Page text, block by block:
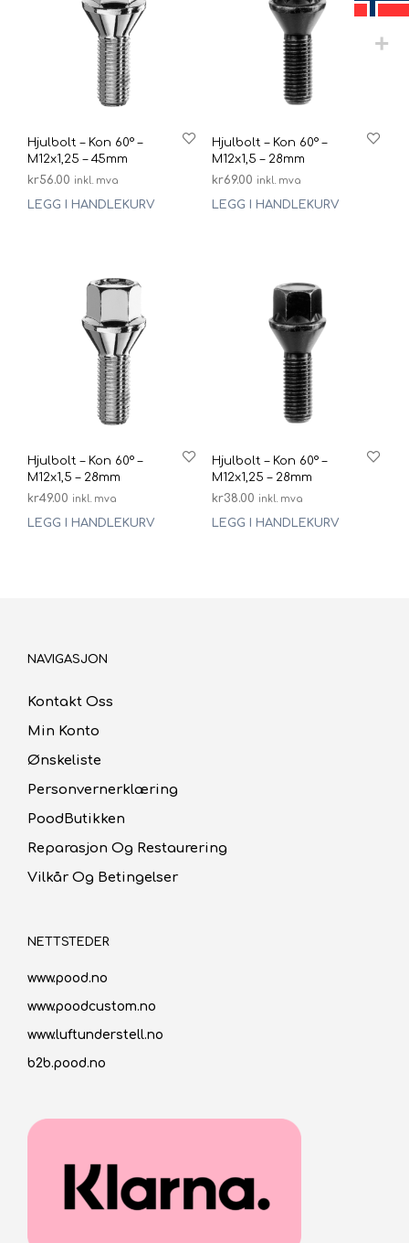
Hjulbolt – Kon 60° –
M12x1,25 – 45mm
kr56.00 inkl. mva
LEGG I HANDLEKURV
Hjulbolt – Kon 60° –
M12x1,5 – 28mm
kr69.00 inkl. mva
LEGG I HANDLEKURV
Hjulbolt – Kon 60° –
M12x1,5 – 28mm
kr49.00 inkl. mva
LEGG I HANDLEKURV
Hjulbolt – Kon 60° –
M12x1,25 – 28mm
kr38.00 inkl. mva
LEGG I HANDLEKURV
NAVIGASJON
Kontakt Oss
Min Konto
Ønskeliste
Personvernerklæring
PoodButikken
Reparasjon Og Restaurering
Vilkår Og Betingelser
NETTSTEDER
www.pood.no
www.poodcustom.no
www.luftunderstell.no
b2b.pood.no